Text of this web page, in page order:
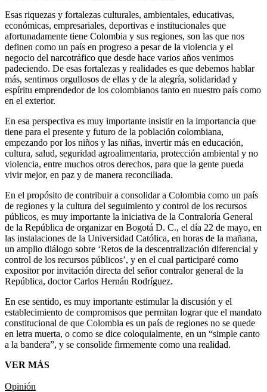
Esas riquezas y fortalezas culturales, ambientales, educativas,
económicas, empresariales, deportivas e institucionales que
afortunadamente tiene Colombia y sus regiones, son las que nos
definen como un país en progreso a pesar de la violencia y el
negocio del narcotráfico que desde hace varios años venimos
padeciendo. De esas fortalezas y realidades es que debemos hablar
más, sentirnos orgullosos de ellas y de la alegría, solidaridad y
espíritu emprendedor de los colombianos tanto en nuestro país como
en el exterior.
En esa perspectiva es muy importante insistir en la importancia que
tiene para el presente y futuro de la población colombiana,
empezando por los niños y las niñas, invertir más en educación,
cultura, salud, seguridad agroalimentaria, protección ambiental y no
violencia, entre muchos otros derechos, para que la gente pueda
vivir mejor, en paz y de manera reconciliada.
En el propósito de contribuir a consolidar a Colombia como un país
de regiones y la cultura del seguimiento y control de los recursos
públicos, es muy importante la iniciativa de la Contraloría General
de la República de organizar en Bogotá D. C., el día 22 de mayo, en
las instalaciones de la Universidad Católica, en horas de la mañana,
un amplio diálogo sobre ‘Retos de la descentralización diferencial y
control de los recursos públicos’, y en el cual participaré como
expositor por invitación directa del señor contralor general de la
República, doctor Carlos Hernán Rodríguez.
En ese sentido, es muy importante estimular la discusión y el
establecimiento de compromisos que permitan lograr que el mandato
constitucional de que Colombia es un país de regiones no se quede
en letra muerta, o como se dice coloquialmente, en un “simple canto
a la bandera”, y se consolide firmemente como una realidad.
VER MÁS
Opinión